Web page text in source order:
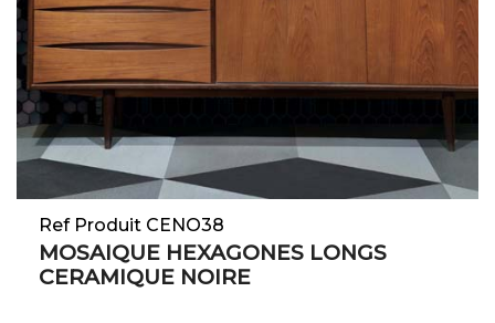
Ref Produit CENO38
MOSAIQUE HEXAGONES LONGS
CERAMIQUE NOIRE